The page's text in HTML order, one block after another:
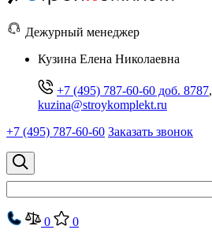
Дежурный менеджер
Кузина Елена Николаевна
+7 (495) 787-60-60 доб. 8787,
kuzina@stroykomplekt.ru
+7 (495) 787-60-60 Заказать звонок
0
0